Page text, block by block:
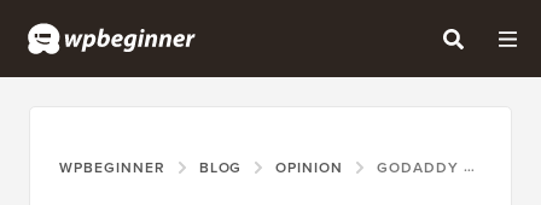
WPBEGINNER BLOG OPINION GODADDY WEBSITE BUILDER VS WORDPRESS – LEQUEL EST LE MEILLEUR ?